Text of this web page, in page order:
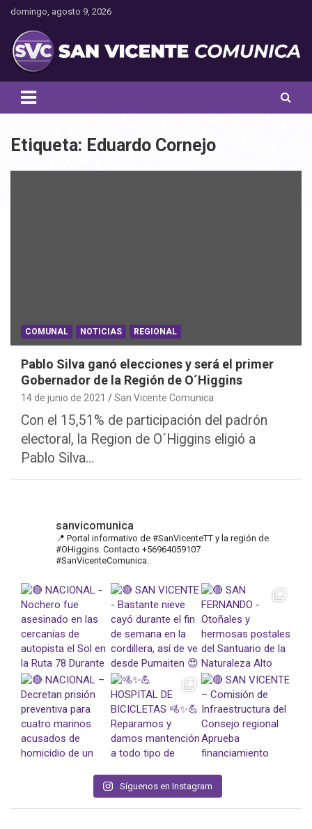
Saltar
contenido
domingo, agosto 9, 2026
San Vicente Comunica
Toda la actualidad noticiosa de nuestra comuna
Etiqueta: Eduardo Cornejo
COMUNAL NOTICIAS REGIONAL
Pablo Silva ganó elecciones y será el primer
Gobernador de la Región de O´Higgins
14 de junio de 2021 San Vicente Comunica
Con el 15,51% de participación del padrón
electoral, la Region de O´Higgins eligió a
Pablo Silva…
sanvicomunica
📍 Portal informativo de #SanVicenteTT y la región de
#OHiggins. Contacto +56964059107
#SanVicenteComunica.
Síguenos en Instagram